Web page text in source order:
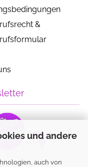
und andere
auch von
&